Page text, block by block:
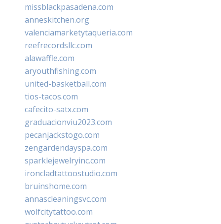
missblackpasadena.com
anneskitchen.org
valenciamarketytaqueria.com
reefrecordsllc.com
alawaffle.com
aryouthfishing.com
united-basketball.com
tios-tacos.com
cafecito-satx.com
graduacionviu2023.com
pecanjackstogo.com
zengardendayspa.com
sparklejewelryinc.com
ironcladtattoostudio.com
bruinshome.com
annascleaningsvc.com
wolfcitytattoo.com